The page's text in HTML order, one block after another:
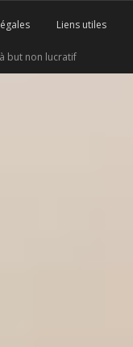
Liens utiles
but non lucratif